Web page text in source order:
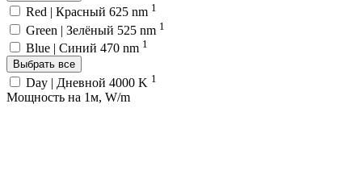
Red | Красный 625 nm 1
Green | Зелёный 525 nm 1
Blue | Синий 470 nm 1
Выбрать все
Day | Дневной 4000 K 1
Мощность на 1м, W/m